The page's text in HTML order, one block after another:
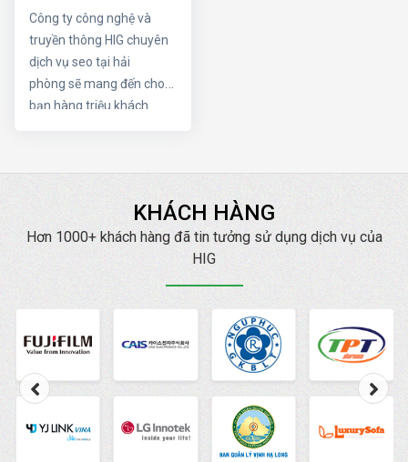
Công ty công nghệ và
truyền thông HIG chuyên
dịch vụ seo tại hải
phòng sẽ mang đến cho
bạn hàng triệu khách
mang lại doanh thu cao
KHÁCH HÀNG
Hơn 1000+ khách hàng đã tin tưởng sử dụng dịch vụ của
HIG